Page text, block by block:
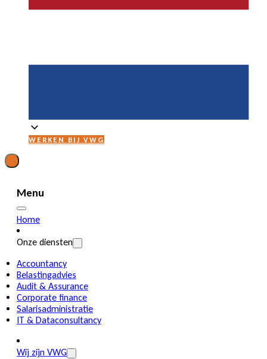
WERKEN BIJ VWG
Menu
Home
Onze diensten
Accountancy
Belastingadvies
Audit & Assurance
Corporate finance
Salarisadministratie
IT & Dataconsultancy
Wij zijn VWG